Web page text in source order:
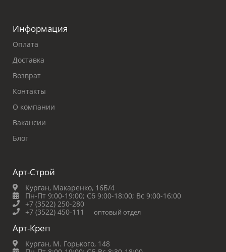
Информация
Оплата
Доставка
Возврат
Контакты
О компании
Вакансии
Блог
Арт-Строй
Курган, Макаренко, 16Б/4
Пн-Пт 9:00-19:00; Сб 9:00-18:00; Вс 9:00-16:00
+7 (3522) 250-280
+7 (3522) 450-111
оптовый отдел
Арт-Креп
Курган, М. Горького, 148